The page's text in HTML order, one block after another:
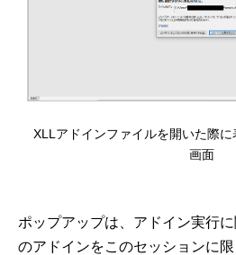
XLLアドインファイルを開いた際
画面
ポップアップは、アドイン実行
のアドインをこのセッションに